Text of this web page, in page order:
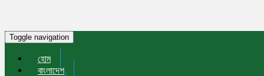
Toggle navigation
হোম
বাংলাদেশ